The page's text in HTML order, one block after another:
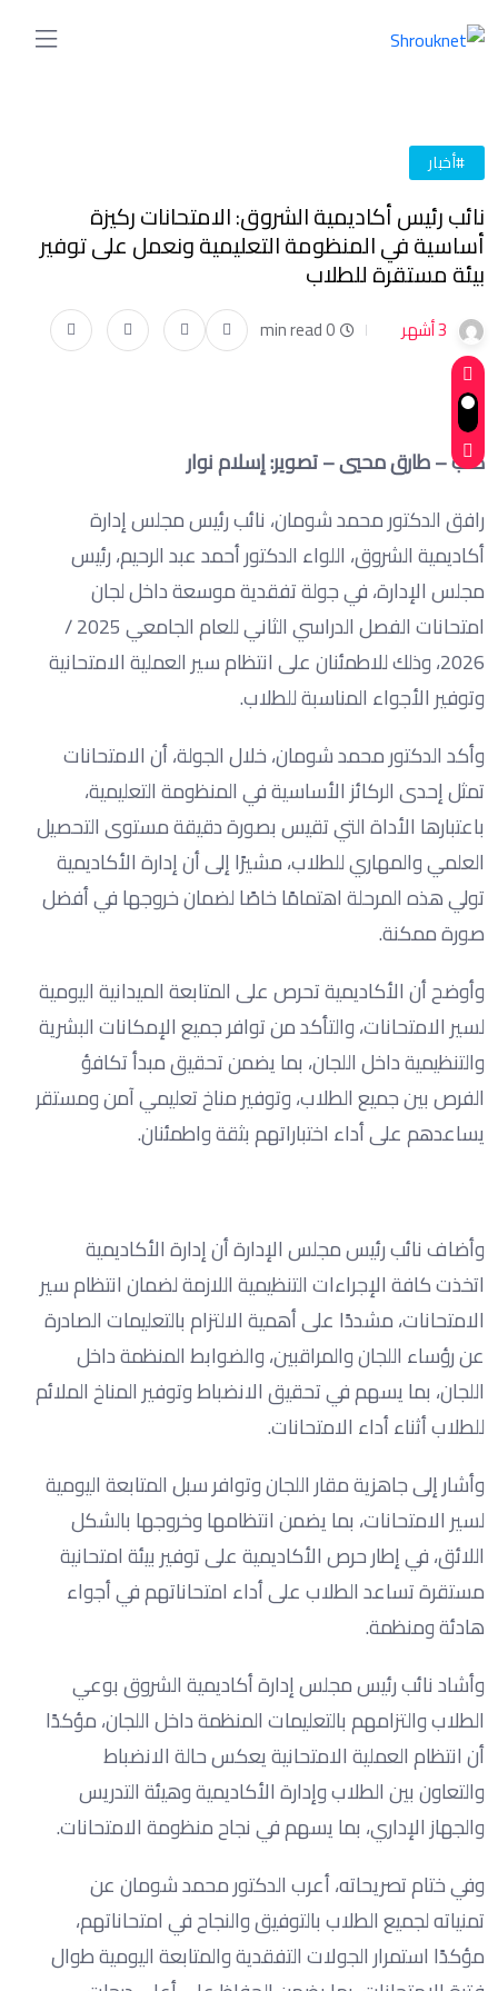
#أخبار
نائب رئيس أكاديمية الشروق: الامتحانات ركيزة
أساسية في المنظومة التعليمية ونعمل على توفير
بيئة مستقرة للطلاب
3 أشهر 0 min read
كتب – طارق محيي – تصوير: إسلام نوار
رافق الدكتور محمد شومان، نائب رئيس مجلس إدارة
أكاديمية الشروق، اللواء الدكتور أحمد عبد الرحيم، رئيس
مجلس الإدارة، في جولة تفقدية موسعة داخل لجان
امتحانات الفصل الدراسي الثاني للعام الجامعي 2025 /
2026، وذلك للاطمئنان على انتظام سير العملية الامتحانية
وتوفير الأجواء المناسبة للطلاب.
وأكد الدكتور محمد شومان، خلال الجولة، أن الامتحانات
تمثل إحدى الركائز الأساسية في المنظومة التعليمية،
باعتبارها الأداة التي تقيس بصورة دقيقة مستوى التحصيل
العلمي والمهاري للطلاب، مشيرًا إلى أن إدارة الأكاديمية
تولي هذه المرحلة اهتمامًا خاصًا لضمان خروجها في أفضل
صورة ممكنة.
وأوضح أن الأكاديمية تحرص على المتابعة الميدانية اليومية
لسير الامتحانات، والتأكد من توافر جميع الإمكانات البشرية
والتنظيمية داخل اللجان، بما يضمن تحقيق مبدأ تكافؤ
الفرص بين جميع الطلاب، وتوفير مناخ تعليمي آمن ومستقر
يساعدهم على أداء اختباراتهم بثقة واطمئنان.
وأضاف نائب رئيس مجلس الإدارة أن إدارة الأكاديمية
اتخذت كافة الإجراءات التنظيمية اللازمة لضمان انتظام سير
الامتحانات، مشددًا على أهمية الالتزام بالتعليمات الصادرة
عن رؤساء اللجان والمراقبين، والضوابط المنظمة داخل
اللجان، بما يسهم في تحقيق الانضباط وتوفير المناخ الملائم
للطلاب أثناء أداء الامتحانات.
وأشار إلى جاهزية مقار اللجان وتوافر سبل المتابعة اليومية
لسير الامتحانات، بما يضمن انتظامها وخروجها بالشكل
اللائق، في إطار حرص الأكاديمية على توفير بيئة امتحانية
مستقرة تساعد الطلاب على أداء امتحاناتهم في أجواء
هادئة ومنظمة.
وأشاد نائب رئيس مجلس إدارة أكاديمية الشروق بوعي
الطلاب والتزامهم بالتعليمات المنظمة داخل اللجان، مؤكدًا
أن انتظام العملية الامتحانية يعكس حالة الانضباط
والتعاون بين الطلاب وإدارة الأكاديمية وهيئة التدريس
والجهاز الإداري، بما يسهم في نجاح منظومة الامتحانات.
وفي ختام تصريحاته، أعرب الدكتور محمد شومان عن
تمنياته لجميع الطلاب بالتوفيق والنجاح في امتحاناتهم،
مؤكدًا استمرار الجولات التفقدية والمتابعة اليومية طوال